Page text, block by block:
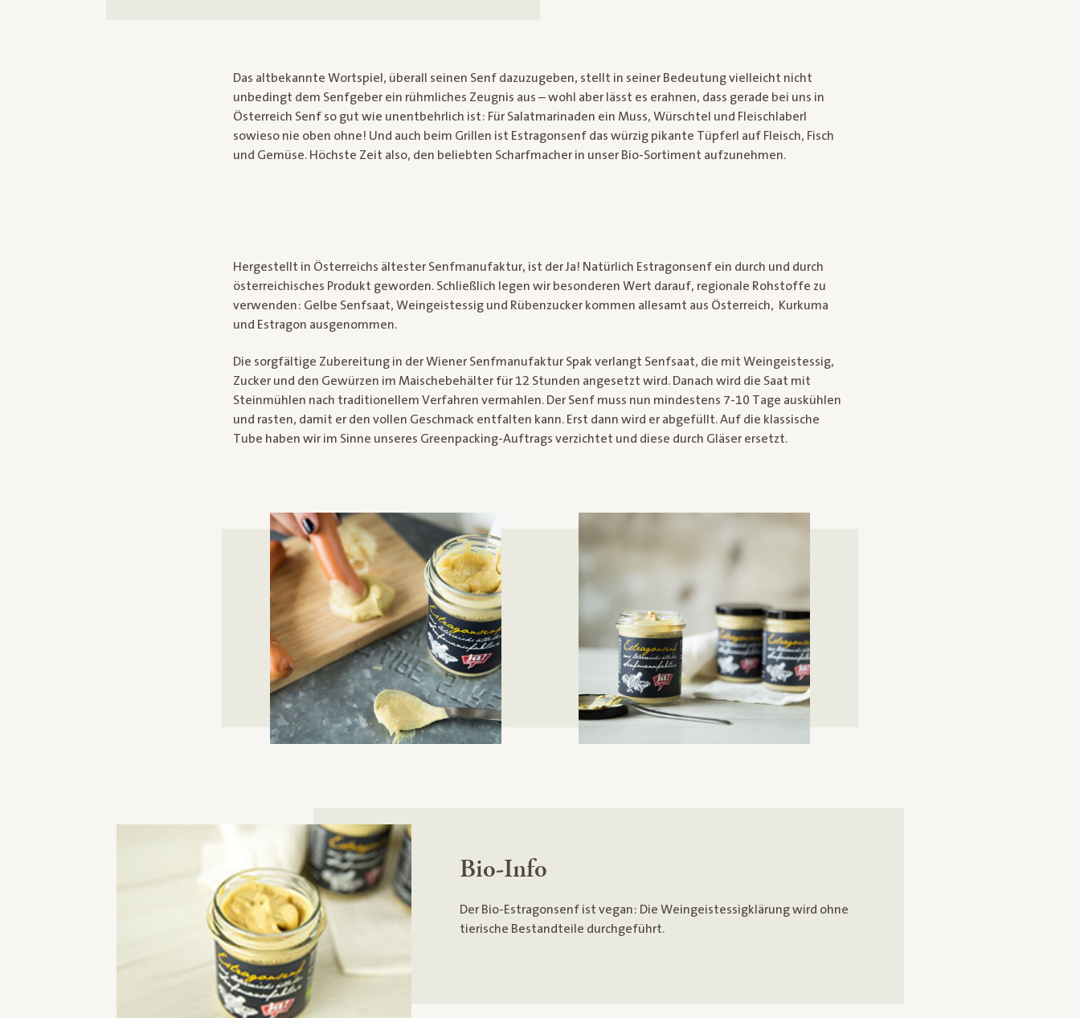
Das altbekannte Wortspiel, überall seinen Senf dazuzugeben, stellt in seiner Bedeutung vielleicht nicht
unbedingt dem Senfgeber ein rühmliches Zeugnis aus – wohl aber lässt es erahnen, dass gerade bei uns in
Österreich Senf so gut wie unentbehrlich ist: Für Salatmarinaden ein Muss, Würschtel und Fleischlaberl
sowieso nie oben ohne! Und auch beim Grillen ist Estragonsenf das würzig pikante Tüpferl auf Fleisch, Fisch
und Gemüse. Höchste Zeit also, den beliebten Scharfmacher in unser Bio-Sortiment aufzunehmen.
Hergestellt in Österreichs ältester Senfmanufaktur, ist der Ja! Natürlich Estragonsenf ein durch und durch
österreichisches Produkt geworden. Schließlich legen wir besonderen Wert darauf, regionale Rohstoffe zu
verwenden: Gelbe Senfsaat, Weingeistessig und Rübenzucker kommen allesamt aus Österreich, Kurkuma
und Estragon ausgenommen.
Die sorgfältige Zubereitung in der Wiener Senfmanufaktur Spak verlangt Senfsaat, die mit Weingeistessig,
Zucker und den Gewürzen im Maischebehälter für 12 Stunden angesetzt wird. Danach wird die Saat mit
Steinmühlen nach traditionellem Verfahren vermahlen. Der Senf muss nun mindestens 7-10 Tage auskühlen
und rasten, damit er den vollen Geschmack entfalten kann. Erst dann wird er abgefüllt. Auf die klassische
Tube haben wir im Sinne unseres Greenpacking-Auftrags verzichtet und diese durch Gläser ersetzt.
Bio-Info
Der Bio-Estragonsenf ist vegan: Die Weingeistessigklärung wird ohne
tierische Bestandteile durchgeführt.